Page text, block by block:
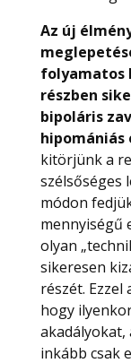
Az új
folyamatos
részben
bipoláris
kitörjünk a
szélsőséges
módon
mennyiségű
olyan
sikeresen
részét.
hogy
akadályokat,
inkább csak